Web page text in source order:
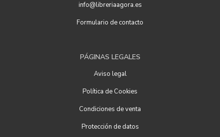
info@libreriaagora.es
Formulario de contacto
PÁGINAS LEGALES
Aviso legal
Política de Cookies
Condiciones de venta
Protección de datos